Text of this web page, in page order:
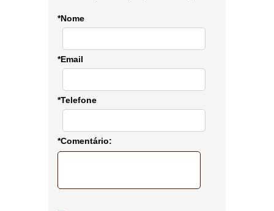
*Nome
*Email
*Telefone
*Comentário: